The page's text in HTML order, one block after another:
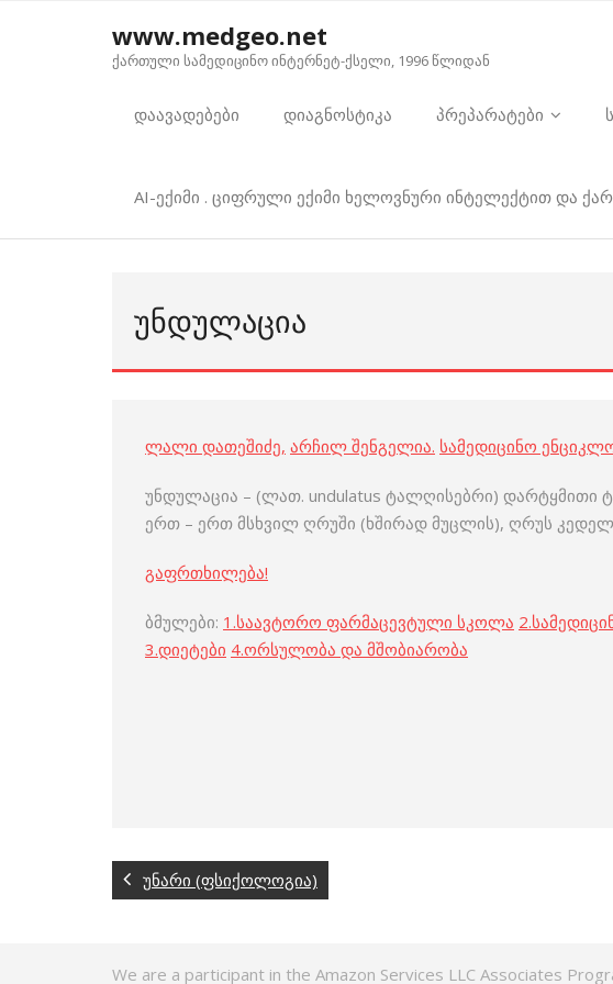
www.medgeo.net
ქართული სამედიცინო ინტერნეტ-ქსელი, 1996 წლიდან
დაავადებები დიაგნოსტიკა პრეპარატები
AI-ექიმი . ციფრული ექიმი ხელოვნური ინტელექტით და
ᲣᲜᲓᲣᲚᲐᲪᲘᲐ
ლალი დათეშიძე, არჩილ შენგელია. სამედიცინო
უნდულაცია – (ლათ. undulatus ტალღისებრი)
ერთ – ერთ მსხვილ ღრუში (ხშირად მუცლის), ღრუს
გაფრთხილება!
ბმულები: 1.საავტორო ფარმაცევტული სკოლა 2.
3.დიეტები 4.ორსულობა და მშობიარობა
უნარი (ფსიქოლოგია)
We are a participant in the Amazon Services LLC Associates